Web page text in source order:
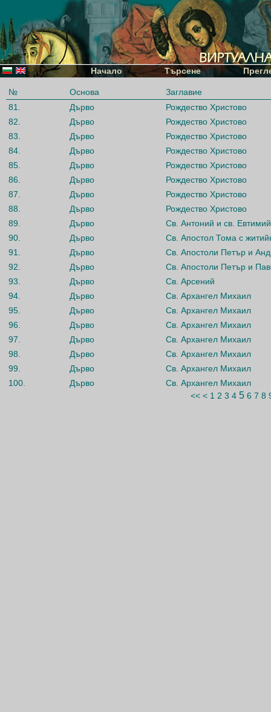
Начало Търсене
№ Основа
Заглавие
81.
Дърво
Рождество Христово
82.
Дърво
Рождество Христово
83.
Дърво
Рождество Христово
84.
Дърво
Рождество Христово
85.
Дърво
Рождество Христово
86.
Дърво
Рождество Христово
87.
Дърво
Рождество Христово
88.
Дърво
Рождество Христово
89.
Дърво
Св. Антоний и св.
90.
Дърво
Св. Апостол Тома с
91.
Дърво
Св. Апостоли Петър и
92.
Дърво
Св. Апостоли Петър и
93.
Дърво
Св. Арсений
94.
Дърво
Св. Архангел Михаил
95.
Дърво
Св. Архангел Михаил
96.
Дърво
Св. Архангел Михаил
97.
Дърво
Св. Архангел Михаил
98.
Дърво
Св. Архангел Михаил
99.
Дърво
Св. Архангел Михаил
100.
Дърво
Св. Архангел Михаил
<< < 1 2 3 4 5 6 7 8